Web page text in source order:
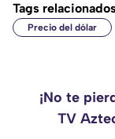
Tags
Precio del dólar
¡No te
TV